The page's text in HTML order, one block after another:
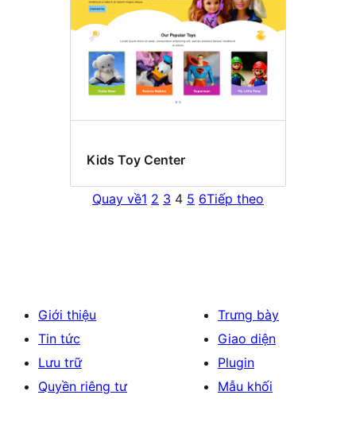
Kids Toy Center
Quay về1 2 3 4 5 6Tiếp theo
Giới thiệu
Tin tức
Lưu trữ
Quyền riêng tư
Trưng bày
Giao diện
Plugin
Mẫu khối